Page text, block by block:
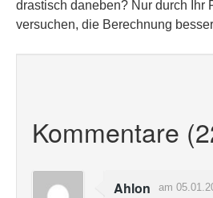
drastisch daneben? Nur durch Ihr
versuchen, die Berechnung
Kommentare
Ahlon am